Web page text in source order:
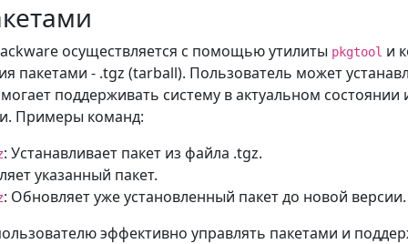
осуществляется с помощью утилиты pkgtool и
пакетами - .tgz (tarball). Пользователь может
поддерживать систему в актуальном состоянии
Примеры команд:
: Устанавливает пакет из файла .tgz.
указанный пакет.
: Обновляет уже установленный пакет до новой версии.
эффективно управлять пакетами и